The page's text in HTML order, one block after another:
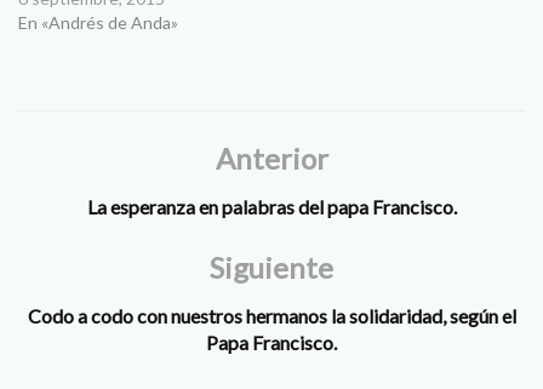
porque sólo en la medida en
En «Andrés de Anda»
Anterior
La esperanza en palabras del papa Francisco.
Siguiente
Codo a codo con nuestros hermanos la solidaridad, según el
Papa Francisco.